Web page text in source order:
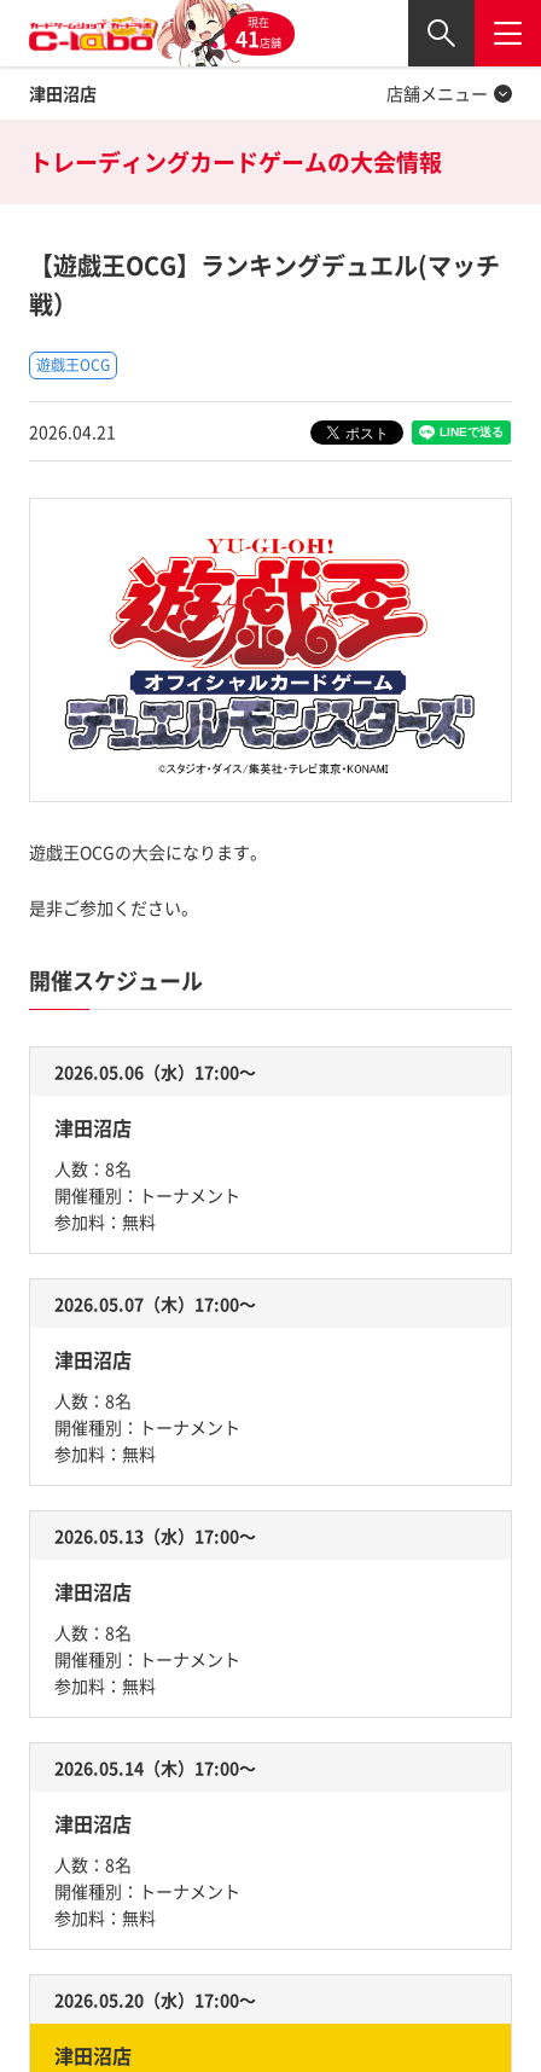
現在
41店舗
津田沼店
閉じる
店舗メニュー
Twitter
トレーディングカードゲームの大会情報
【遊戯王OCG】ランキングデュエル(マッチ
戦）
遊戯王OCG
2026.04.21
遊戯王OCGの大会になります。
是非ご参加ください。
開催スケジュール
2026.05.06（水）17:00〜
津田沼店
人数： 8名
開催種別： トーナメント
参加料： 無料
2026.05.07（木）17:00〜
津田沼店
人数： 8名
開催種別： トーナメント
参加料： 無料
2026.05.13（水）17:00〜
津田沼店
人数： 8名
開催種別： トーナメント
参加料： 無料
2026.05.14（木）17:00〜
津田沼店
人数： 8名
開催種別： トーナメント
参加料： 無料
2026.05.20（水）17:00〜
津田沼店